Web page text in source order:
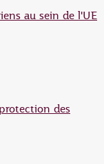
au sein de l'UE
des